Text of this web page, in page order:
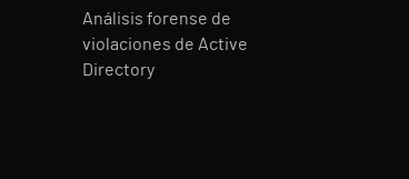
Análisis forense de
violaciones de Active
Directory